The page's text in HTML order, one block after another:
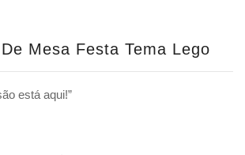
Mesa Festa Tema Lego
está aqui!”